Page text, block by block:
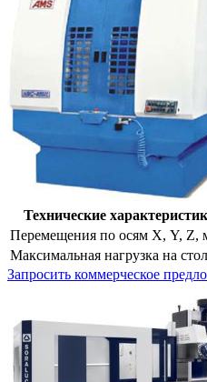
Технические
Перемещения по осям Х, Y, Z,
Максимальная нагрузка на
Запросить коммерческое